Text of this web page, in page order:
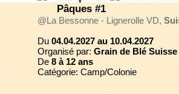
Pâques #1
@La Bessonne - Lignerolle VD,
Du 04.04.2027 au 10.04.2027
Organisé par: Grain de Blé Suisse
De 8 à 12 ans
Catégorie: Camp/Colonie